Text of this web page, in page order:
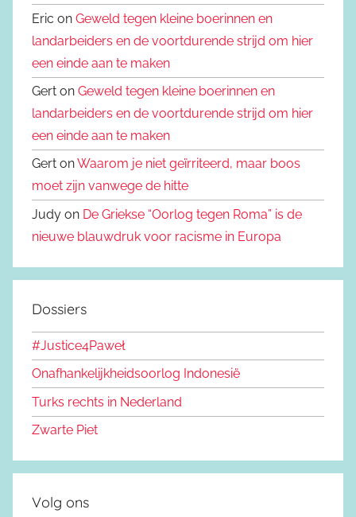
Eric on Geweld tegen kleine boerinnen en
landarbeiders en de voortdurende strijd om hier
een einde aan te maken
Gert on Geweld tegen kleine boerinnen en
landarbeiders en de voortdurende strijd om hier
een einde aan te maken
Gert onWaarom je niet geïrriteerd, maar boos
moet zijn vanwege de hitte
Judy on De Griekse “Oorlog tegen Roma” is de
nieuwe blauwdruk voor racisme in Europa
Dossiers
#Justice4Paweł
Onafhankelijkheidsoorlog Indonesië
Turks rechts in Nederland
Zwarte Piet
Volg ons